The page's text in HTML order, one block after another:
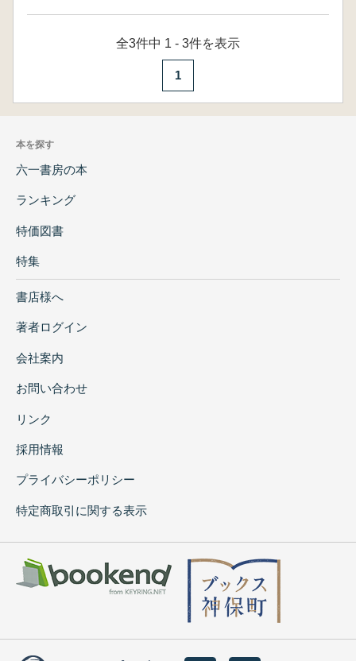
全3件中 1 - 3件を表示
1
本を探す
六一書房の本
ランキング
特価図書
特集
書店様へ
著者ログイン
会社案内
お問い合わせ
リンク
採用情報
プライバシーポリシー
特定商取引に関する表示